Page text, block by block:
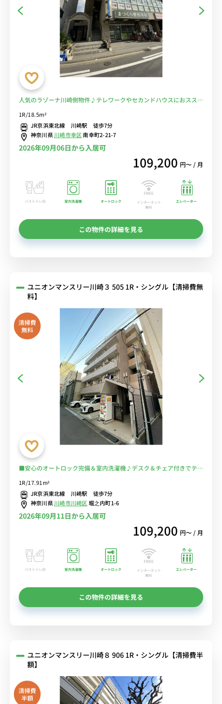
人気のラゾーナ川崎側物件♪テレワークやセカンドハウスにおスス
1R/18.5m²
JR京浜東北線 川崎駅 徒歩7分
神奈川県川崎市幸区南幸町2-21-7
2026年09月06日から入居可
109,200 円〜 / 月
バストイレ別 室内洗濯機 オートロック
インターネット
無料
エレベーター
この物件の詳細を見る
ユニオンマンスリー川崎３ 505 1R・シングル【清掃費無
料】
清掃費
無料
■安心のオートロック完備＆室内洗濯機♪デスク＆チェア付きでテレ
歩圏内で多数の路線利用可能/東京・秋葉原・横浜まで乗換なし■選
べるWi-Fi格安レンタル中！
1R/17.91m²
JR京浜東北線 川崎駅 徒歩7分
神奈川県川崎市川崎区堀之内町1-6
2026年09月11日から入居可
109,200 円〜 / 月
バストイレ別 室内洗濯機 オートロック
インターネット
無料
エレベーター
この物件の詳細を見る
ユニオンマンスリー川崎８ 906 1R・シングル【清掃費半
額】
清掃費
半額